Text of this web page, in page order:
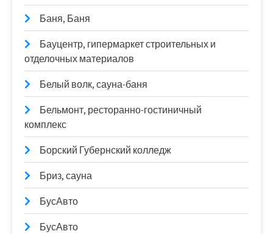
Баня, Баня
Бауцентр, гипермаркет строительных и
отделочных материалов
Белый волк, сауна-баня
Бельмонт, ресторанно-гостиничный
комплекс
Борский Губернский колледж
Бриз, сауна
БусАвто
БусАвто